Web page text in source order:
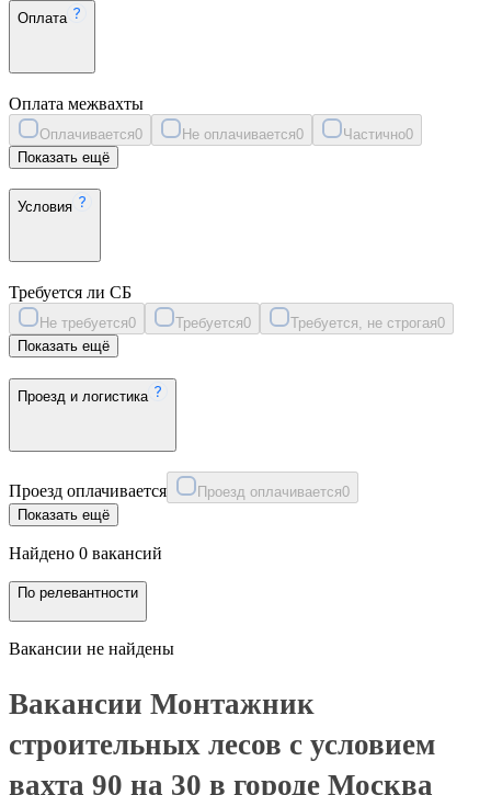
Оплата
Оплата межвахты
Оплачивается0 Не оплачивается0 Частично0
Показать ещё
Условия
Требуется ли СБ
Не требуется0 Требуется0 Требуется, не строгая0
Показать ещё
Проезд и логистика
Проезд оплачивается Проезд оплачивается0
Показать ещё
Найдено 0 вакансий
По релевантности
Вакансии не найдены
Вакансии Монтажник
строительных лесов с условием
вахта 90 на 30 в городе Москва